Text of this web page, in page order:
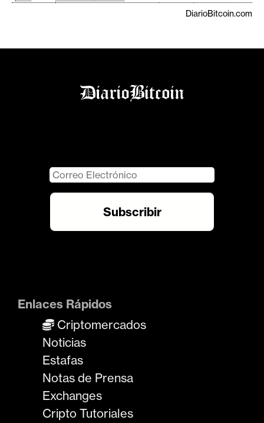
DiarioBitcoin.com
Enlaces Rápidos
Criptomercados
Noticias
Estafas
Notas de Prensa
Exchanges
Cripto Tutoriales